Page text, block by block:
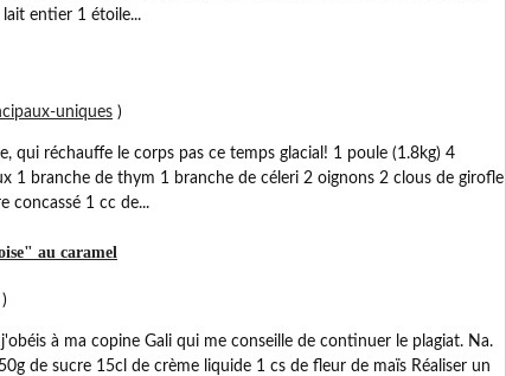
entier 1 étoile...
uniques )
qui réchauffe le corps pas ce temps glacial! 1 poule (1.8kg) 4
1 branche de thym 1 branche de céleri 2 oignons 2 clous de girofle
concassé 1 cc de...
au caramel
)
à ma copine Gali qui me conseille de continuer le plagiat. Na.
de sucre 15cl de crème liquide 1 cs de fleur de maïs Réaliser un